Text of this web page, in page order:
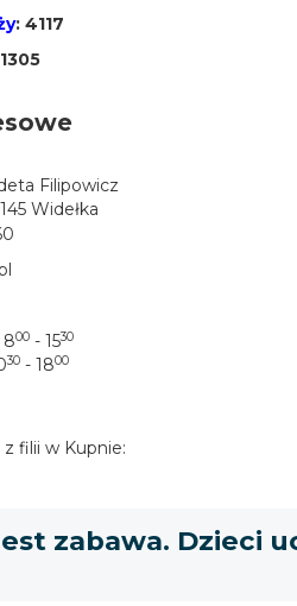
: 4117
Filipowicz
Widełka
800- 1530
30- 1800
filii w Kupnie:
zabawa. Dzieci